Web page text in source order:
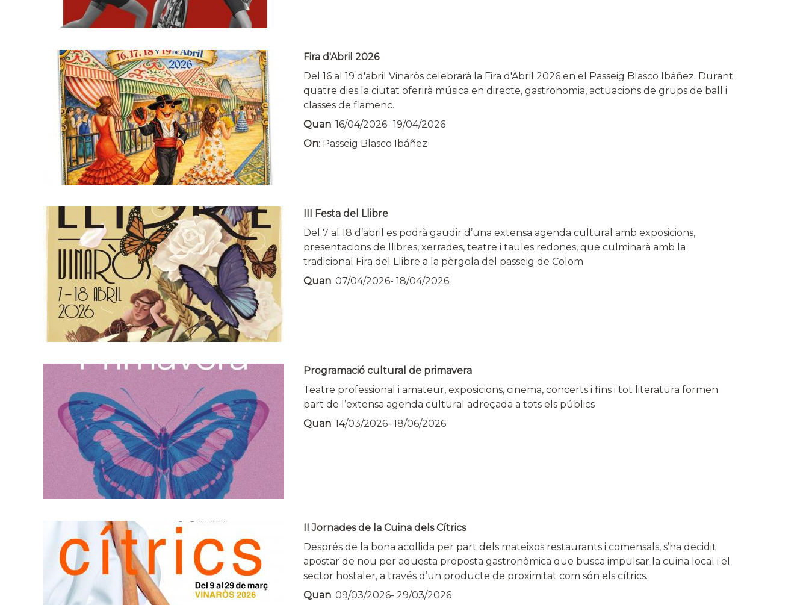
Fira d'Abril 2026
Del 16 al 19 d'abril Vinaròs celebrarà la Fira d'Abril 2026 en el Passeig Blasco Ibáñez. Durant
quatre dies la ciutat oferirà música en directe, gastronomia, actuacions de grups de ball i
classes de flamenc.
Quan: 16/04/2026- 19/04/2026
On: Passeig Blasco Ibáñez
III Festa del Llibre
Del 7 al 18 d’abril es podrà gaudir d’una extensa agenda cultural amb exposicions,
presentacions de llibres, xerrades, teatre i taules redones, que culminarà amb la
tradicional Fira del Llibre a la pèrgola del passeig de Colom
Quan: 07/04/2026- 18/04/2026
Programació cultural de primavera
Teatre professional i amateur, exposicions, cinema, concerts i fins i tot literatura formen
part de l’extensa agenda cultural adreçada a tots els públics
Quan: 14/03/2026- 18/06/2026
II Jornades de la Cuina dels Cítrics
Després de la bona acollida per part dels mateixos restaurants i comensals, s’ha decidit
apostar de nou per aquesta proposta gastronòmica que busca impulsar la cuina local i el
sector hostaler, a través d’un producte de proximitat com són els cítrics.
Quan: 09/03/2026- 29/03/2026